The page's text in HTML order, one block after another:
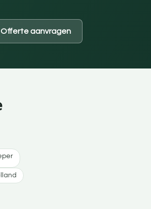
Offerte aanvragen